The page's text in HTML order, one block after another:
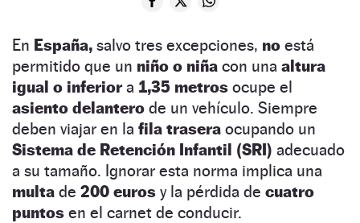
En España, salvo tres excepciones, no está
permitido que un niño o niña con una altura
igual o inferiora 1,35 metros ocupe el
asiento delantero de un vehículo. Siempre
deben viajar en la fila trasera ocupando un
Sistema de Retención Infantil (SRI) adecuado
a su tamaño. Ignorar esta norma implica una
multa de 200 euros y la pérdida de cuatro
puntos en el carnet de conducir.